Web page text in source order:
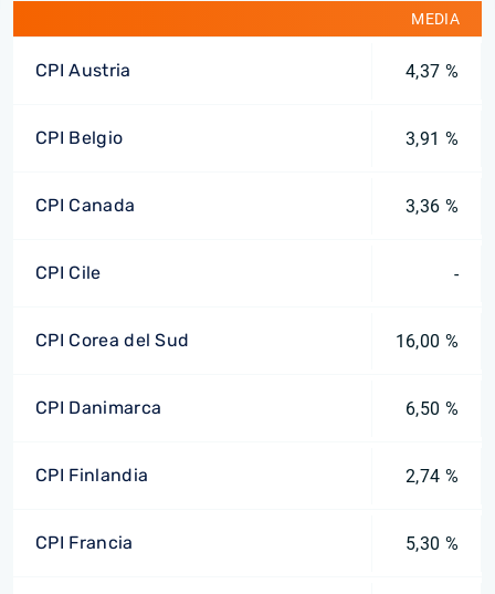
MEDIA
CPI Austria 4,37 %
CPI Belgio 3,91 %
CPI Canada 3,36 %
CPI Cile -
CPI Corea del Sud 16,00 %
CPI Danimarca 6,50 %
CPI Finlandia 2,74 %
CPI Francia 5,30 %